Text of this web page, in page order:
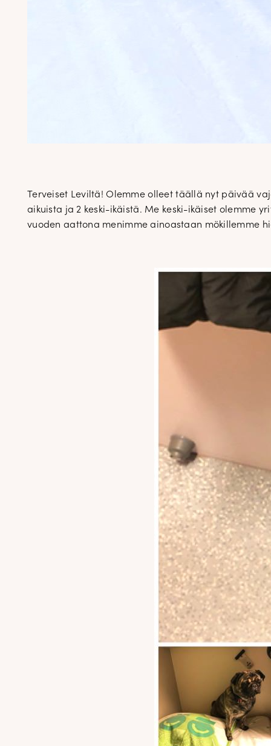
Terveiset Leviltä! Olemme olleet täällä nyt päivää
aikuista ja 2 keski-ikäistä. Me keski-ikäiset olemme
vuoden aattona menimme ainoastaan mökillemme